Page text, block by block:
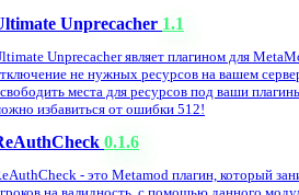
Unprecacher 1.1
Unprecacher являет плагином для
не нужных ресурсов на вашем
места для ресурсов под ваши
избавиться от ошибки 512!
0.1.6
- это Metamod плагин, который
на валидность, с помощью данного